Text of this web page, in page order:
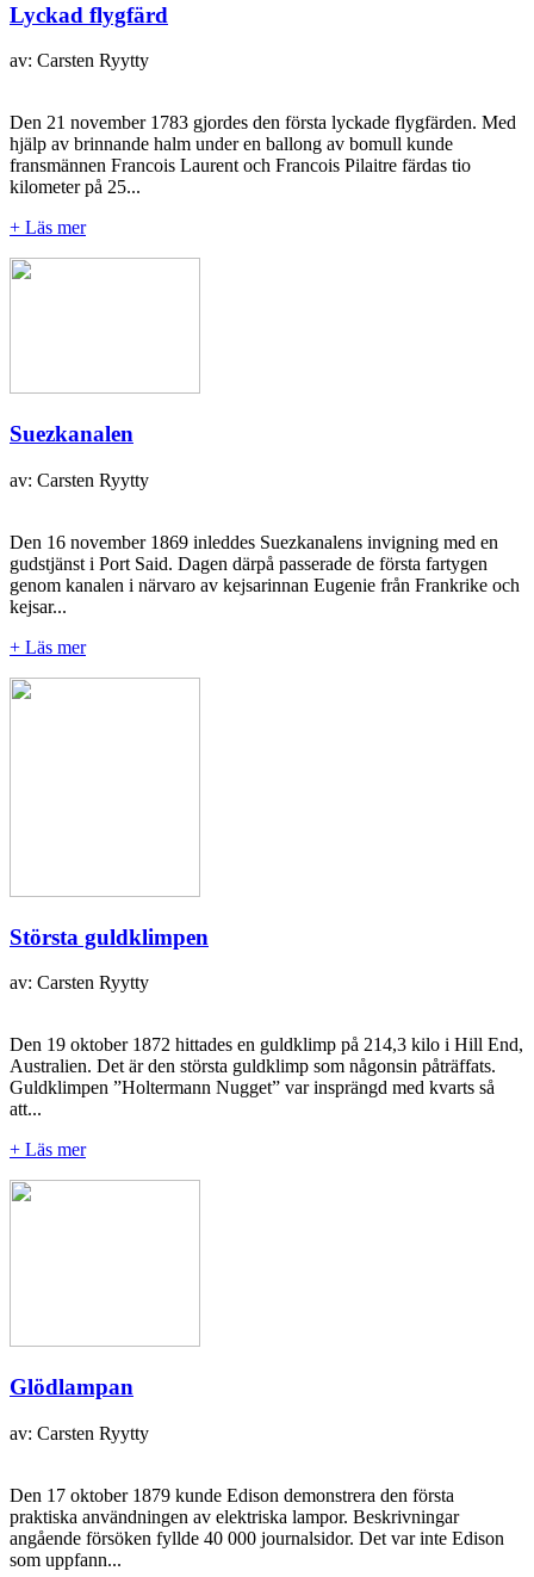
Lyckad flygfärd
av: Carsten Ryytty
Den 21 november 1783 gjordes den första lyckade flygfärden. Med
hjälp av brinnande halm under en ballong av bomull kunde
fransmännen Francois Laurent och Francois Pilaitre färdas tio
kilometer på 25...
+ Läs mer
Suezkanalen
av: Carsten Ryytty
Den 16 november 1869 inleddes Suezkanalens invigning med en
gudstjänst i Port Said. Dagen därpå passerade de första fartygen
genom kanalen i närvaro av kejsarinnan Eugenie från Frankrike och
kejsar...
+ Läs mer
Största guldklimpen
av: Carsten Ryytty
Den 19 oktober 1872 hittades en guldklimp på 214,3 kilo i Hill End,
Australien. Det är den största guldklimp som någonsin påträffats.
Guldklimpen ”Holtermann Nugget” var insprängd med kvarts så
att...
+ Läs mer
Glödlampan
av: Carsten Ryytty
Den 17 oktober 1879 kunde Edison demonstrera den första
praktiska användningen av elektriska lampor. Beskrivningar
angående försöken fyllde 40 000 journalsidor. Det var inte Edison
som uppfann...